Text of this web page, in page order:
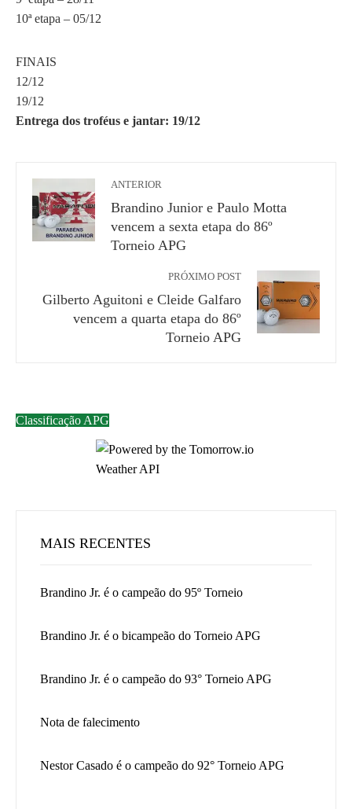
10ª etapa – 05/12
FINAIS
12/12
19/12
Entrega dos troféus e jantar: 19/12
ANTERIOR
Brandino Junior e Paulo Motta
vencem a sexta etapa do 86º
Torneio APG
PRÓXIMO POST
Gilberto Aguitoni e Cleide Galfaro
vencem a quarta etapa do 86º
Torneio APG
Classificação APG
MAIS RECENTES
Brandino Jr. é o campeão do 95º Torneio
Brandino Jr. é o bicampeão do Torneio APG
Brandino Jr. é o campeão do 93° Torneio APG
Nota de falecimento
Nestor Casado é o campeão do 92° Torneio APG